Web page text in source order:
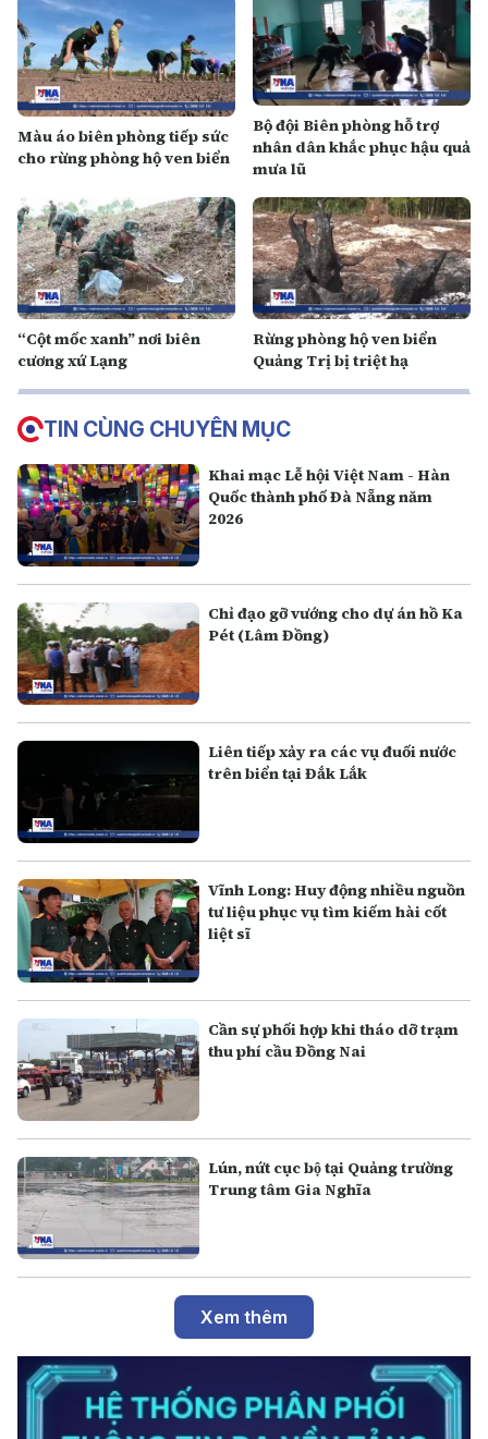
Màu áo biên phòng tiếp sức
cho rừng phòng hộ ven biển
Bộ đội Biên phòng hỗ trợ
nhân dân khắc phục hậu quả
mưa lũ
“Cột mốc xanh” nơi biên
cương xứ Lạng
Rừng phòng hộ ven biển
Quảng Trị bị triệt hạ
TIN CÙNG CHUYÊN MỤC
Khai mạc Lễ hội Việt Nam - Hàn
Quốc thành phố Đà Nẵng năm
2026
Chỉ đạo gỡ vướng cho dự án hồ Ka
Pét (Lâm Đồng)
Liên tiếp xảy ra các vụ đuối nước
trên biển tại Đắk Lắk
Vĩnh Long: Huy động nhiều nguồn
tư liệu phục vụ tìm kiếm hài cốt
liệt sĩ
Cần sự phối hợp khi tháo dỡ trạm
thu phí cầu Đồng Nai
Lún, nứt cục bộ tại Quảng trường
Trung tâm Gia Nghĩa
Xem thêm